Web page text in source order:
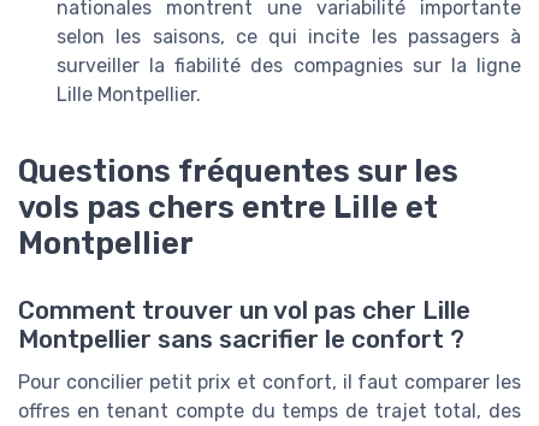
nationales montrent une variabilité importante
selon les saisons, ce qui incite les passagers à
surveiller la fiabilité des compagnies sur la ligne
Lille Montpellier.
Questions fréquentes sur les
vols pas chers entre Lille et
Montpellier
Comment trouver un vol pas cher Lille
Montpellier sans sacrifier le confort ?
Pour concilier petit prix et confort, il faut comparer les
offres en tenant compte du temps de trajet total, des